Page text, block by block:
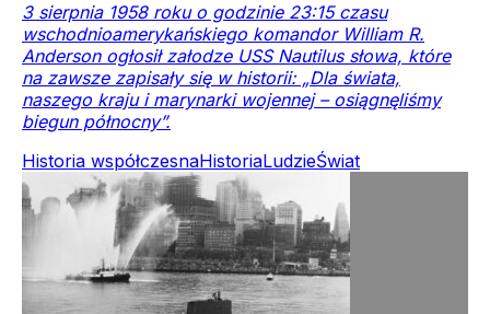
3 sierpnia 1958 roku o godzinie 23:15 czasu
wschodnioamerykańskiego komandor William R.
Anderson ogłosił załodze USS Nautilus słowa, które
na zawsze zapisały się w historii: „Dla świata,
naszego kraju i marynarki wojennej – osiągnęliśmy
biegun północny”.
Historia współczesnaHistoriaLudzieŚwiat